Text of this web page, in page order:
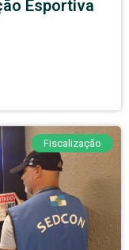
Esportiva
Fiscalização